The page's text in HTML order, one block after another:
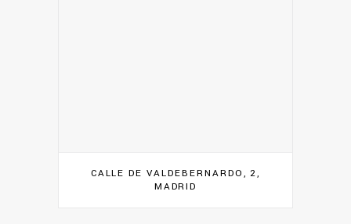
CALLE DE VALDEBERNARDO, 2,
MADRID